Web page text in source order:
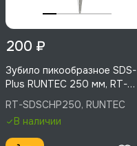
200 ₽
Зубило пикообразное SDS-
Plus RUNTEC 250 мм, RT-
SDSCHP250
RT-SDSCHP250, RUNTEC
В наличии